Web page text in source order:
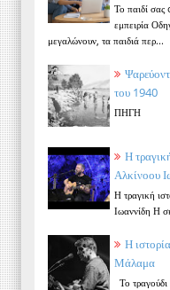
Το παιδί σας
εμπειρία
μεγαλώνουν, τα παιδιά περ...
του 1940
ΠΗΓΗ
Η
Αλκίνοου
Η τραγική
Ιωαννίδη Η
Η
Μάλαμα
Το